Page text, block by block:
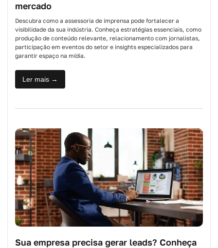
mercado
Descubra como a assessoria de imprensa pode fortalecer a
visibilidade da sua indústria. Conheça estratégias essenciais, como
produção de conteúdo relevante, relacionamento com jornalistas,
participação em eventos do setor e insights especializados para
garantir espaço na mídia.
Ler mais →
Sua empresa precisa gerar leads? Conheça